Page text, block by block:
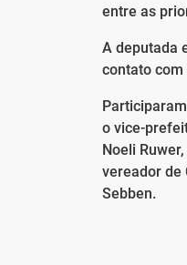
entre as
A deputada
contato
o vice-
Noeli
vereador de
Sebben.